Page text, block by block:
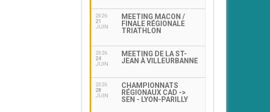
2026
21
JUIN
MEETING MACON /
FINALE RÉGIONALE
TRIATHLON
2026
24
JUIN
MEETING DE LA ST-
JEAN À VILLEURBANNE
2026
28
JUIN
CHAMPIONNATS
RÉGIONAUX CAD ->
SEN - LYON-PARILLY